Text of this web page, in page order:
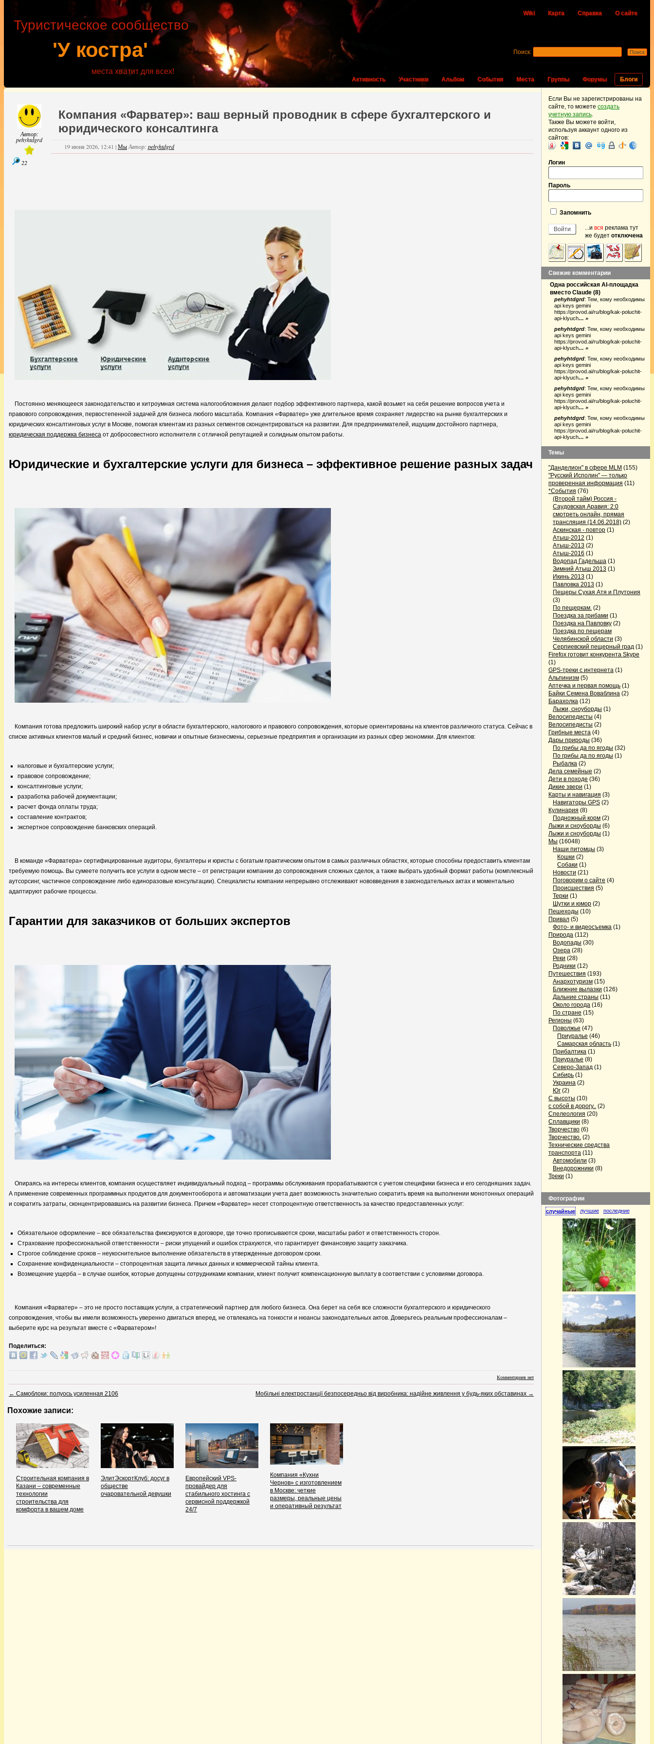
Wiki Карта Справка О сайте
'У костра'
Туристическое сообщество
места хватит для всех!
Активность Участники Альбом События Места Группы Форумы Блоги
Поиск:
Автор:
pehyhtdgrd
22
Компания «Фарватер»: ваш верный проводник в сфере бухгалтерского и
юридического консалтинга
19 июня 2026, 12:41 |МыАвтор: pehyhtdgrd
Постоянно меняющееся законодательство и хитроумная система налогообложения делают подбор эффективного партнера, какой возьмет на себя решение вопросов учета и
правового сопровождения, первостепенной задачей для бизнеса любого масштаба. Компания «Фарватер» уже длительное время сохраняет лидерство на рынке бухгалтерских и
юридических консалтинговых услуг в Москве, помогая клиентам из разных сегментов сконцентрироваться на развитии. Для предпринимателей, ищущим достойного партнера,
юридическая поддержка бизнеса от добросовестного исполнителя с отличной репутацией и солидным опытом работы.
Юридические и бухгалтерские услуги для бизнеса – эффективное решение разных задач
Компания готова предложить широкий набор услуг в области бухгалтерского, налогового и правового сопровождения, которые ориентированы на клиентов различного статуса. Сейчас в
списке активных клиентов малый и средний бизнес, новички и опытные бизнесмены, серьезные предприятия и организации из разных сфер экономики. Для клиентов:
налоговые и бухгалтерские услуги;
правовое сопровождение;
консалтинговые услуги;
разработка рабочей документации;
расчет фонда оплаты труда;
составление контрактов;
экспертное сопровождение банковских операций.
В команде «Фарватера» сертифицированные аудиторы, бухгалтеры и юристы с богатым практическим опытом в самых различных областях, которые способны предоставить клиентам
требуемую помощь. Вы сумеете получить все услуги в одном месте – от регистрации компании до сопровождения сложных сделок, а также выбрать удобный формат работы (комплексный
аутсорсинг, частичное сопровождение либо единоразовые консультации). Специалисты компании непрерывно отслеживают нововведения в законодательных актах и моментально
адаптируют рабочие процессы.
Гарантии для заказчиков от больших экспертов
Опираясь на интересы клиентов, компания осуществляет индивидуальный подход – программы обслуживания прорабатываются с учетом специфики бизнеса и его сегодняшних задач.
А применение современных программных продуктов для документооборота и автоматизации учета дает возможность значительно сократить время на выполнении монотонных операций
и сократить затраты, сконцентрировавшись на развитии бизнеса. Причем «Фарватер» несет стопроцентную ответственность за качество предоставленных услуг:
Обязательное оформление – все обязательства фиксируются в договоре, где точно прописываются сроки, масштабы работ и ответственность сторон.
Страхование профессиональной ответственности – риски упущений и ошибок страхуются, что гарантирует финансовую защиту заказчика.
Строгое соблюдение сроков – неукоснительное выполнение обязательств в утвержденные договором сроки.
Сохранение конфиденциальности – стопроцентная защита личных данных и коммерческой тайны клиента.
Возмещение ущерба – в случае ошибок, которые допущены сотрудниками компании, клиент получит компенсационную выплату в соответствии с условиями договора.
Компания «Фарватер» – это не просто поставщик услуги, а стратегический партнер для любого бизнеса. Она берет на себя все сложности бухгалтерского и юридического
сопровождения, чтобы вы имели возможность уверенно двигаться вперед, не отвлекаясь на тонкости и нюансы законодательных актов. Доверьтесь реальным профессионалам –
выберите курс на результат вместе с «Фарватером»!
Поделиться:
Комментариев нет
← Самоблоки: полуось усиленная 2106 Мобільні електростанції безпосередньо від виробника: надійне живлення у будь-яких обставинах →
Похожие записи:
Строительная компания в
Казани – современные
технологии
строительства для
комфорта в вашем доме
ЭлитЭскортКлуб: досуг в
обществе
очаровательной девушки
Европейский VPS-
провайдер для
стабильного хостинга с
сервисной поддержкой
24/7
Компания «Кухни
Чернов» с изготовлением
в Москве: четкие
размеры, реальные цены
и оперативный результат
Если Вы не зарегистрированы на
сайте, то можете создать
учетную запись.
Также Вы можете войти,
используя аккаунт одного из
сайтов:
Логин
Пароль
Запомнить
...и вся реклама тут
же будет отключена
Свежие комментарии
Одна российская AI-площадка
вместо Claude (8)
pehyhtdgrd: Тем, кому необходимы
api keys gemini
https://provod.ai/ru/blog/kak-poluchit-
api-klyuch… »
pehyhtdgrd: Тем, кому необходимы
api keys gemini
https://provod.ai/ru/blog/kak-poluchit-
api-klyuch… »
pehyhtdgrd: Тем, кому необходимы
api keys gemini
https://provod.ai/ru/blog/kak-poluchit-
api-klyuch… »
pehyhtdgrd: Тем, кому необходимы
api keys gemini
https://provod.ai/ru/blog/kak-poluchit-
api-klyuch… »
pehyhtdgrd: Тем, кому необходимы
api keys gemini
https://provod.ai/ru/blog/kak-poluchit-
api-klyuch… »
Темы
"Данделион" в сфере MLM (155)
"Русский Исполин" — только
проверенная информация (11)
*События (76)
(Второй тайм) Россия -
Саудовская Аравия: 2:0
смотреть онлайн, прямая
трансляция (14.06.2018) (2)
Аскинская - повтор (1)
Атыш-2012 (1)
Атыш-2013 (2)
Атыш-2016 (1)
Водопад Гадельша (1)
Зимний Атыш 2013 (1)
Икинь 2013 (1)
Павловка 2013 (1)
Пещеры Сухая Атя и Плутония
(3)
По пещеркам. (2)
Поездка за грибами (1)
Поездка на Павловку (2)
Поездка по пещерам
Челябинской области (3)
Серпиевский пещерный град (1)
Firefox готовит конкурента Skype
(1)
GPS-треки с интернета (1)
Альпинизм (5)
Аптечка и первая помощь (1)
Байки Семена Воваблина (2)
Барахолка (12)
Лыжи, сноуборды (1)
Велосипедисты (4)
Велосипедисты (2)
Грибные места (4)
Дары природы (36)
По грибы да по ягоды (32)
По грибы да по ягоды (1)
Рыбалка (2)
Дела семейные (2)
Дети в походе (36)
Дикие звери (1)
Карты и навигация (3)
Навигаторы GPS (2)
Кулинария (8)
Подножный корм (2)
Лыжи и сноуборды (6)
Лыжи и сноуборды (1)
Мы (16048)
Наши питомцы (3)
Кошки (2)
Собаки (1)
Новости (21)
Поговорим о сайте (4)
Происшествия (5)
Терки (1)
Шутки и юмор (2)
Пешеходы (10)
Привал (5)
Фото- и видеосъемка (1)
Природа (112)
Водопады (30)
Озера (28)
Реки (28)
Родники (12)
Путешествия (193)
Анархотуризм (15)
Ближние вылазки (126)
Дальние страны (11)
Около города (16)
По стране (15)
Регионы (63)
Поволжье (47)
Приуралье (46)
Самарская область (1)
Прибалтика (1)
Приуралье (8)
Северо-Запад (1)
Сибирь (1)
Украина (2)
Юг (2)
С высоты (10)
с собой в дорогу.. (2)
Спелеология (20)
Сплавщики (8)
Творчество (6)
Творчество. (2)
Технические средства
транспорта (11)
Автомобили (3)
Внедорожники (8)
Треки (1)
Фотографии
случайные лучшие последние